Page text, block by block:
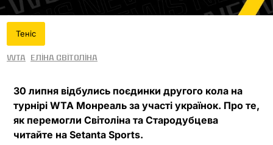
Теніс
WTA Еліна Світоліна
30 липня відбулись поєдинки другого кола на
турнірі WTA Монреаль за участі українок. Про те,
як перемогли Світоліна та Стародубцева
читайте на Setanta Sports.